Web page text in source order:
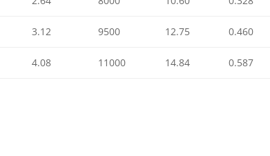
3.12 9500 12.75 0.460
4.08 11000 14.84 0.587